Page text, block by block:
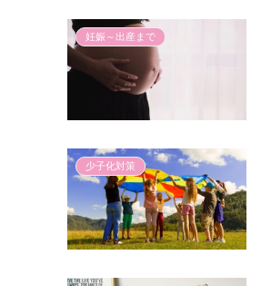
妊娠～出産まで
少子化対策